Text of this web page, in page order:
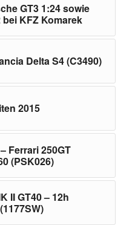
GT3 1:24 sowie
KFZ Komarek
Delta S4 (C3490)
2015
Ferrari 250GT
(PSK026)
II GT40 – 12h